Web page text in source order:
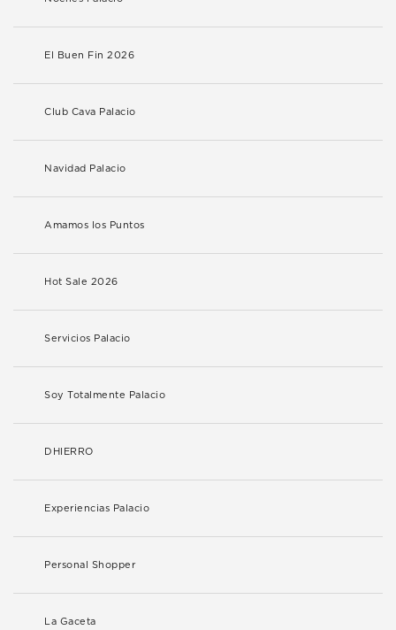
El Buen Fin 2026
Club Cava Palacio
Navidad Palacio
Amamos los Puntos
Hot Sale 2026
Servicios Palacio
Soy Totalmente Palacio
DHIERRO
Experiencias Palacio
Personal Shopper
La Gaceta